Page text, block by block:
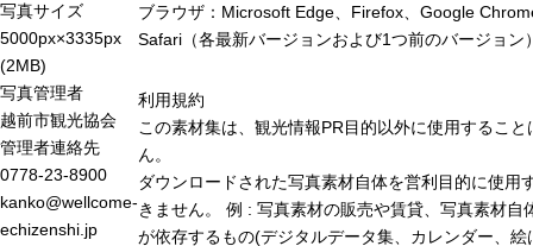
写真サイズ
5000px×3335px
(2MB)
写真管理者
越前市観光協会
管理者連絡先
0778-23-8900
kanko@wellcome-
echizenshi.jp
ブラウザ：Microsoft Edge、Firefox、Google
Safari（各最新バージョンおよび1つ前のバージョン
利用規約
この素材集は、観光情報PR目的以外に使用すること
ん。
ダウンロードされた写真素材自体を営利目的に使用
きません。 例 : 写真素材の販売や賃貸、写真素材自
が依存するもの(デジタルデータ集、カレンダー、絵